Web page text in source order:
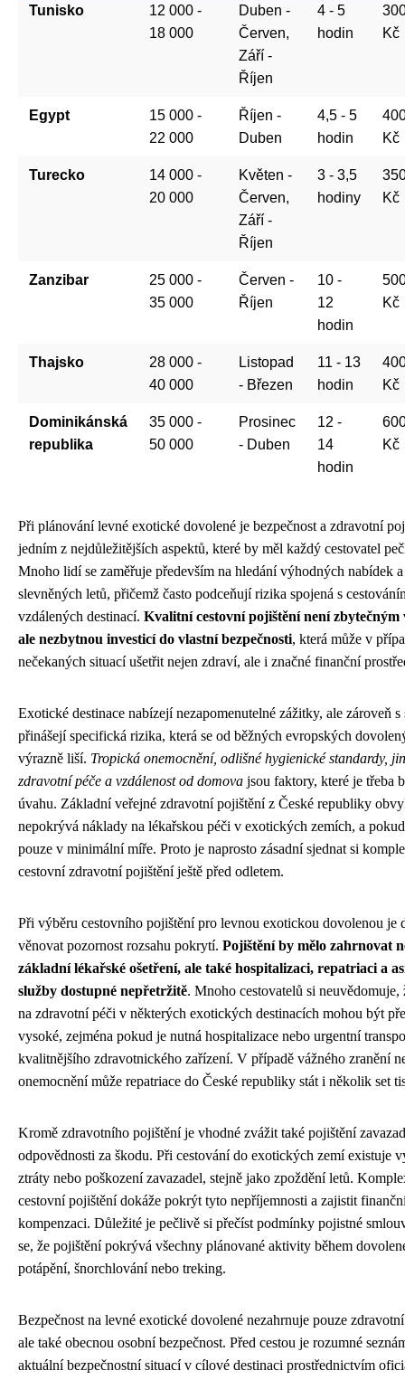
Tunisko
12 000 -
18 000
Duben -
Červen,
Září -
Říjen
4 - 5
hodin
Kč
Egypt
15 000 -
22 000
Říjen -
Duben
4,5 - 5
hodin
Kč
Turecko
14 000 -
20 000
Květen -
Červen,
Září -
Říjen
3 - 3,5
hodiny
Kč
Zanzibar
25 000 -
35 000
Červen -
Říjen
10 -
12
hodin
Kč
Thajsko
28 000 -
40 000
Listopad
- Březen
11 - 13
hodin
Kč
Dominikánská
republika
35 000 -
50 000
Prosinec
- Duben
12 -
14
hodin
Kč
Při plánování levné exotické dovolené je bezpečnost a zdravotní
jedním z nejdůležitějších aspektů, které by měl každý cestovatel
Mnoho lidí se zaměřuje především na hledání výhodných nabídek a
slevněných letů, přičemž často podceňují rizika spojená s
vzdálených destinací. Kvalitní cestovní pojištění není zbytečným
ale nezbytnou investicí do vlastní bezpečnosti, která může v
nečekaných situací ušetřit nejen zdraví, ale i značné finanční
Exotické destinace nabízejí nezapomenutelné zážitky, ale zároveň s
přinášejí specifická rizika, která se od běžných evropských
výrazně liší. Tropická onemocnění, odlišné hygienické standardy,
zdravotní péče a vzdálenost od domova jsou faktory, které je třeba
úvahu. Základní veřejné zdravotní pojištění z České republiky
nepokrývá náklady na lékařskou péči v exotických zemích, a
pouze v minimální míře. Proto je naprosto zásadní sjednat si
cestovní zdravotní pojištění ještě před odletem.
Při výběru cestovního pojištění pro levnou exotickou dovolenou je
věnovat pozornost rozsahu pokrytí. Pojištění by mělo zahrnovat
základní lékařské ošetření, ale také hospitalizaci, repatriaci a
služby dostupné nepřetržitě. Mnoho cestovatelů si neuvědomuje,
na zdravotní péči v některých exotických destinacích mohou být
vysoké, zejména pokud je nutná hospitalizace nebo urgentní
kvalitnějšího zdravotnického zařízení. V případě vážného zranění
onemocnění může repatriace do České republiky stát i několik set
Kromě zdravotního pojištění je vhodné zvážit také pojištění
odpovědnosti za škodu. Při cestování do exotických zemí existuje
ztráty nebo poškození zavazadel, stejně jako zpoždění letů.
cestovní pojištění dokáže pokrýt tyto nepříjemnosti a zajistit
kompenzaci. Důležité je pečlivě si přečíst podmínky pojistné
se, že pojištění pokrývá všechny plánované aktivity během
potápění, šnorchlování nebo treking.
Bezpečnost na levné exotické dovolené nezahrnuje pouze
ale také obecnou osobní bezpečnost. Před cestou je rozumné
aktuální bezpečnostní situací v cílové destinaci prostřednictvím